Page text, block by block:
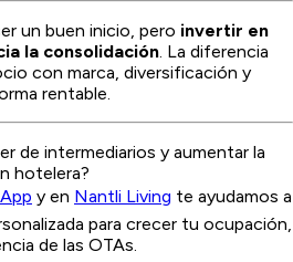
un buen inicio, pero invertir en
la consolidación . La diferencia
con marca, diversificación y
rentable.
de intermediarios y aumentar la
hotelera?
y en Nantli Living te ayudamos a
para crecer tu ocupación,
de las OTAs.